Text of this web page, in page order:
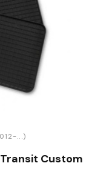
...)
Custom